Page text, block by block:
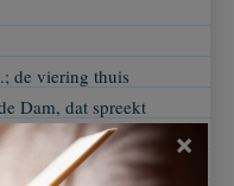
de viering thuis
Dam, dat spreekt
de 2
×